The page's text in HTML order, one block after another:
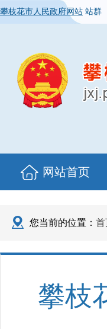
攀枝花市人民政府网站 站群
网站首页
您当前的位置： 首
攀枝